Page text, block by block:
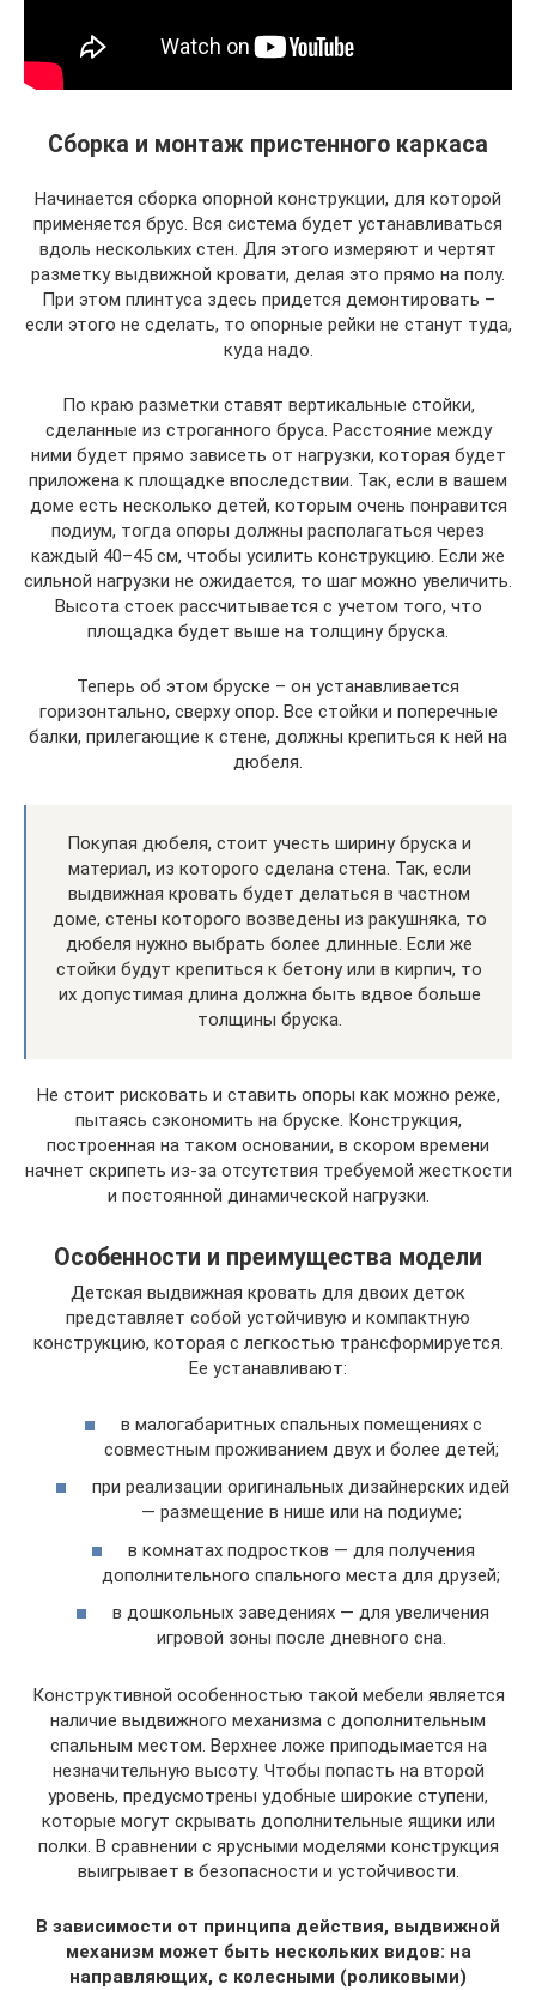
Сборка и монтаж пристенного каркаса
Начинается сборка опорной конструкции, для которой
применяется брус. Вся система будет устанавливаться
вдоль нескольких стен. Для этого измеряют и чертят
разметку выдвижной кровати, делая это прямо на полу.
При этом плинтуса здесь придется демонтировать –
если этого не сделать, то опорные рейки не станут туда,
куда надо.
По краю разметки ставят вертикальные стойки,
сделанные из строганного бруса. Расстояние между
ними будет прямо зависеть от нагрузки, которая будет
приложена к площадке впоследствии. Так, если в вашем
доме есть несколько детей, которым очень понравится
подиум, тогда опоры должны располагаться через
каждый 40–45 см, чтобы усилить конструкцию. Если же
сильной нагрузки не ожидается, то шаг можно увеличить.
Высота стоек рассчитывается с учетом того, что
площадка будет выше на толщину бруска.
Теперь об этом бруске – он устанавливается
горизонтально, сверху опор. Все стойки и поперечные
балки, прилегающие к стене, должны крепиться к ней на
дюбеля.
Покупая дюбеля, стоит учесть ширину бруска и
материал, из которого сделана стена. Так, если
выдвижная кровать будет делаться в частном
доме, стены которого возведены из ракушняка, то
дюбеля нужно выбрать более длинные. Если же
стойки будут крепиться к бетону или в кирпич, то
их допустимая длина должна быть вдвое больше
толщины бруска.
Не стоит рисковать и ставить опоры как можно реже,
пытаясь сэкономить на бруске. Конструкция,
построенная на таком основании, в скором времени
начнет скрипеть из-за отсутствия требуемой жесткости
и постоянной динамической нагрузки.
Особенности и преимущества модели
Детская выдвижная кровать для двоих деток
представляет собой устойчивую и компактную
конструкцию, которая с легкостью трансформируется.
Ее устанавливают:
в малогабаритных спальных помещениях с
совместным проживанием двух и более детей;
при реализации оригинальных дизайнерских идей
— размещение в нише или на подиуме;
в комнатах подростков — для получения
дополнительного спального места для друзей;
в дошкольных заведениях — для увеличения
игровой зоны после дневного сна.
Конструктивной особенностью такой мебели является
наличие выдвижного механизма с дополнительным
спальным местом. Верхнее ложе приподымается на
незначительную высоту. Чтобы попасть на второй
уровень, предусмотрены удобные широкие ступени,
которые могут скрывать дополнительные ящики или
полки. В сравнении с ярусными моделями конструкция
выигрывает в безопасности и устойчивости.
В зависимости от принципа действия, выдвижной
механизм может быть нескольких видов: на
направляющих, с колесными (роликовыми)